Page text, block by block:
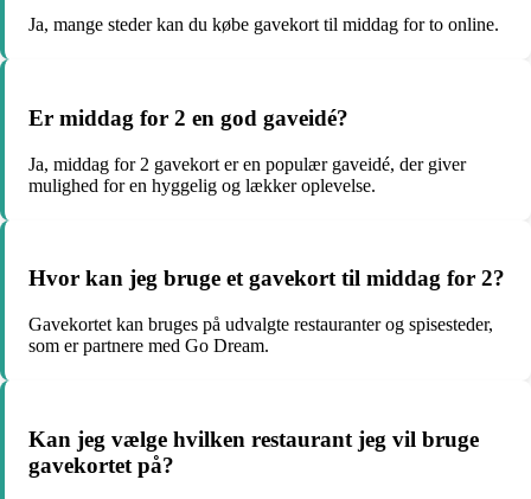
Ja, mange steder kan du købe gavekort til middag for to online.
Er middag for 2 en god gaveidé?
Ja, middag for 2 gavekort er en populær gaveidé, der giver
mulighed for en hyggelig og lækker oplevelse.
Hvor kan jeg bruge et gavekort til middag for 2?
Gavekortet kan bruges på udvalgte restauranter og spisesteder,
som er partnere med Go Dream.
Kan jeg vælge hvilken restaurant jeg vil bruge
gavekortet på?